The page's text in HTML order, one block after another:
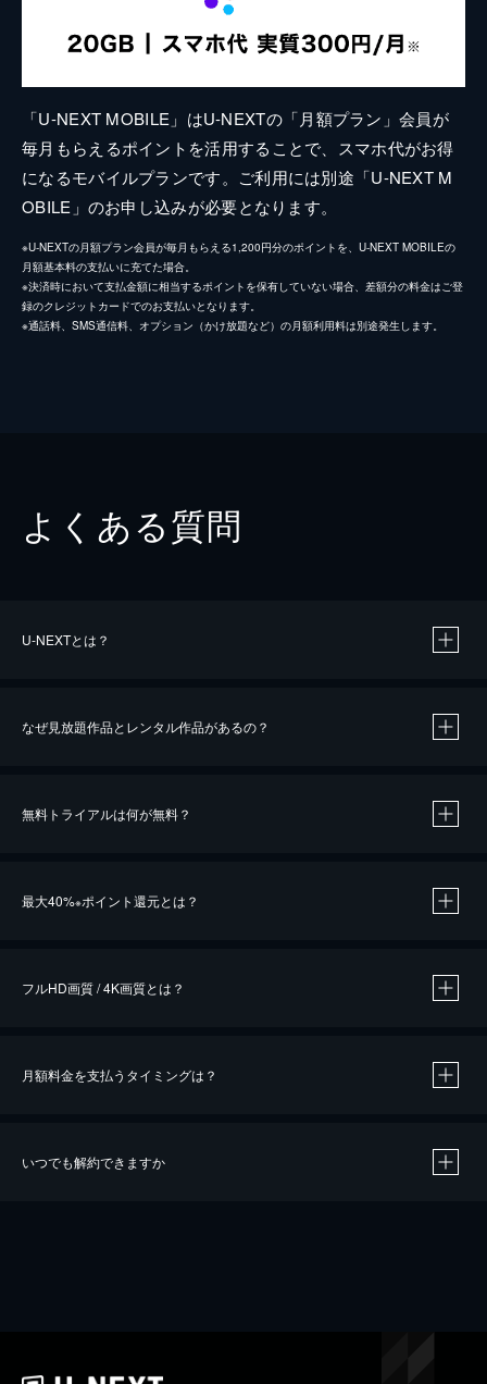
「U-NEXT MOBILE」はU-NEXTの「月額プラン」会員が
毎月もらえるポイントを活用することで、スマホ代がお得
になるモバイルプランです。ご利用には別途「U-NEXT M
OBILE」のお申し込みが必要となります。
※U-NEXTの月額プラン会員が毎月もらえる1,200円分のポイントを、U-NEXT MOBILEの
月額基本料の支払いに充てた場合。
※決済時において支払金額に相当するポイントを保有していない場合、差額分の料金はご登
録のクレジットカードでのお支払いとなります。
※通話料、SMS通信料、オプション（かけ放題など）の月額利用料は別途発生します。
よくある質問
U-NEXTとは？
なぜ見放題作品とレンタル作品があるの？
無料トライアルは何が無料？
最大40%※ポイント還元とは？
※40％ポイント還元の対象は、クレジットカード決済による作品の購入 / レンタルです。
iOSアプリのUコイン決済による作品の購入 / レンタルは、20％のポイント還元です。
フルHD画質 / 4K画質とは？
月額料金を支払うタイミングは？
いつでも解約できますか